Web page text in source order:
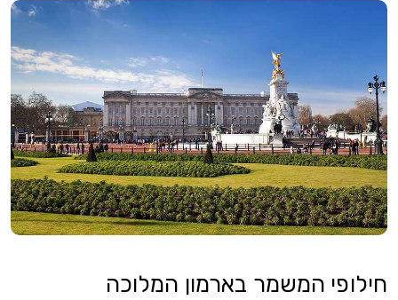
חילופי המשמר בארמון המלוכה